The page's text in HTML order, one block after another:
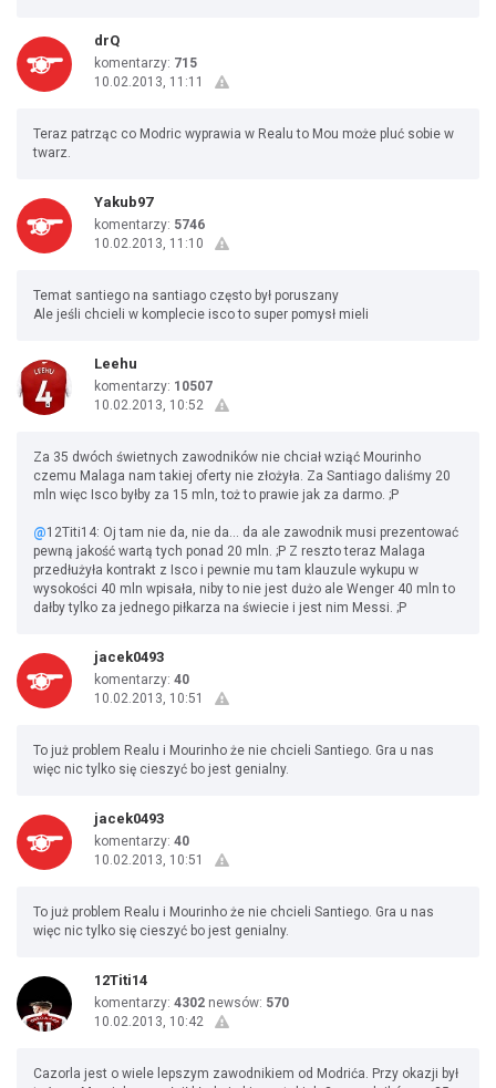
drQ
komentarzy: 715
10.02.2013, 11:11
Teraz patrząc co Modric wyprawia w Realu to Mou może pluć sobie w
twarz.
Yakub97
komentarzy: 5746
10.02.2013, 11:10
Temat santiego na santiago często był poruszany
Ale jeśli chcieli w komplecie isco to super pomysł mieli
Leehu
komentarzy: 10507
10.02.2013, 10:52
Za 35 dwóch świetnych zawodników nie chciał wziąć Mourinho
czemu Malaga nam takiej oferty nie złożyła. Za Santiago daliśmy 20
mln więc Isco byłby za 15 mln, toż to prawie jak za darmo. ;P
@12Titi14: Oj tam nie da, nie da... da ale zawodnik musi prezentować
pewną jakość wartą tych ponad 20 mln. ;P Z reszto teraz Malaga
przedłużyła kontrakt z Isco i pewnie mu tam klauzule wykupu w
wysokości 40 mln wpisała, niby to nie jest dużo ale Wenger 40 mln to
dałby tylko za jednego piłkarza na świecie i jest nim Messi. ;P
jacek0493
komentarzy: 40
10.02.2013, 10:51
To już problem Realu i Mourinho że nie chcieli Santiego. Gra u nas
więc nic tylko się cieszyć bo jest genialny.
jacek0493
komentarzy: 40
10.02.2013, 10:51
To już problem Realu i Mourinho że nie chcieli Santiego. Gra u nas
więc nic tylko się cieszyć bo jest genialny.
12Titi14
komentarzy: 4302 newsów: 570
10.02.2013, 10:42
Cazorla jest o wiele lepszym zawodnikiem od Modrića. Przy okazji był